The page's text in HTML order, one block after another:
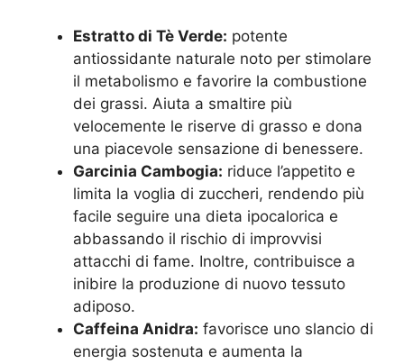
Estratto di Tè Verde: potente
antiossidante naturale noto per stimolare
il metabolismo e favorire la combustione
dei grassi. Aiuta a smaltire più
velocemente le riserve di grasso e dona
una piacevole sensazione di benessere.
Garcinia Cambogia: riduce l’appetito e
limita la voglia di zuccheri, rendendo più
facile seguire una dieta ipocalorica e
abbassando il rischio di improvvisi
attacchi di fame. Inoltre, contribuisce a
inibire la produzione di nuovo tessuto
adiposo.
Caffeina Anidra: favorisce uno slancio di
energia sostenuta e aumenta la